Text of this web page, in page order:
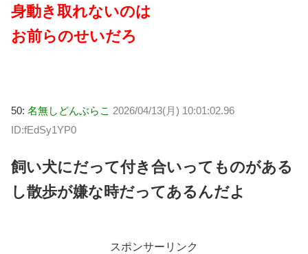
身動き取れないのは
お前らのせいだろ
50: 名無しどんぶらこ 2026/04/13(月) 10:01:02.96
ID:fEdSy1YP0
飼い犬にだって付き合いってものがある
し散歩が嫌な時だってあるんだよ
スポンサーリンク